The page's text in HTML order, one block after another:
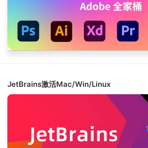
JetBrains激活Mac/Win/Linux